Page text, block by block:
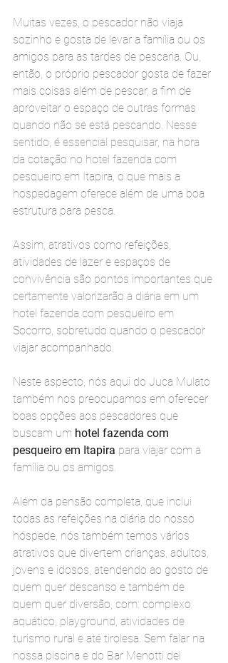
Muitas vezes, o pescador não viaja
sozinho e gosta de levar a família ou os
amigos para as tardes de pescaria. Ou,
então, o próprio pescador gosta de fazer
mais coisas além de pescar, a fim de
aproveitar o espaço de outras formas
quando não se está pescando. Nesse
sentido, é essencial pesquisar, na hora
da cotação no hotel fazenda com
pesqueiro em Itapira, o que mais a
hospedagem oferece além de uma boa
estrutura para pesca.
Assim, atrativos como refeições,
atividades de lazer e espaços de
convivência são pontos importantes que
certamente valorizarão a diária em um
hotel fazenda com pesqueiro em
Socorro, sobretudo quando o pescador
viajar acompanhado.
Neste aspecto, nós aqui do Juca Mulato
também nos preocupamos em oferecer
boas opções aos pescadores que
buscam um hotel fazenda com
pesqueiro em Itapira para viajar com a
família ou os amigos.
Além da pensão completa, que inclui
todas as refeições na diária do nosso
hóspede, nós também temos vários
atrativos que divertem crianças, adultos,
jovens e idosos, atendendo ao gosto de
quem quer descanso e também de
quem quer diversão, com: complexo
aquático, playground, atividades de
turismo rural e até tirolesa. Sem falar na
nossa piscina e do Bar Menotti del